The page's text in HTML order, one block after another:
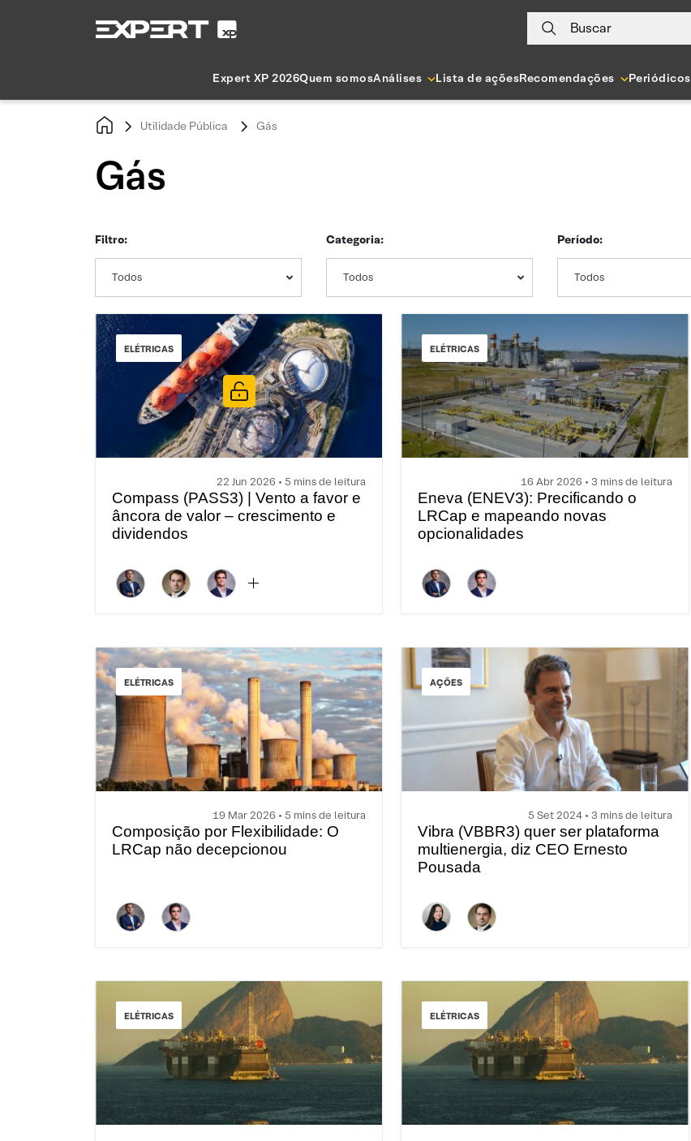
Buscar
Expert XP 2026Quem somosAnálises Lista de açõesRecomendações Periódicos
Utilidade Pública Gás
Gás
Filtro:
Todos
Categoria:
Todos
Período:
Todos
ELÉTRICAS
22 Jun 2026 • 5 mins de leitura
Compass (PASS3) | Vento a favor e
âncora de valor – crescimento e
dividendos
ELÉTRICAS
16 Abr 2026 • 3 mins de leitura
Eneva (ENEV3): Precificando o
LRCap e mapeando novas
opcionalidades
ELÉTRICAS
19 Mar 2026 • 5 mins de leitura
Composição por Flexibilidade: O
LRCap não decepcionou
AÇÕES
5 Set 2024 • 3 mins de leitura
Vibra (VBBR3) quer ser plataforma
multienergia, diz CEO Ernesto
Pousada
ELÉTRICAS ELÉTRICAS